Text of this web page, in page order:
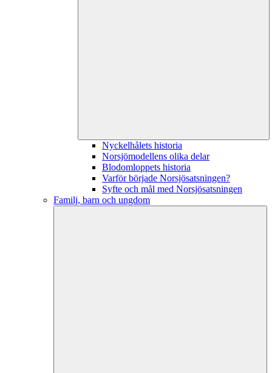
Nyckelhålets historia
Norsjömodellens olika delar
Blodomloppets historia
Varför började Norsjösatsningen?
Syfte och mål med Norsjösatsningen
Familj, barn och ungdom